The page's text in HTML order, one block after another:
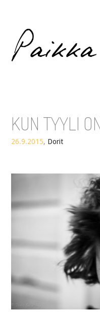
Paikka
KUN TYYLI
26.9.2015, Dorit